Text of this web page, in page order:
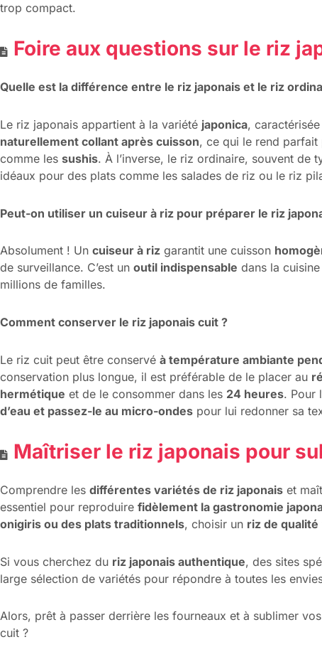
trop compact.
Foire aux questions sur le riz
Quelle est la différence entre le riz japonais et le riz
Le riz japonais appartient à la variété japonica,
naturellement collant après cuisson, ce qui le rend
comme les sushis. À l’inverse, le riz ordinaire, souvent de
idéaux pour des plats comme les salades de riz ou le riz
Peut-on utiliser un cuiseur à riz pour préparer le riz
Absolument ! Un cuiseur à riz garantit une cuisson
de surveillance. C’est un outil indispensable dans la
millions de familles.
Comment conserver le riz japonais cuit ?
Le riz cuit peut être conservé à température ambiante
conservation plus longue, il est préférable de le placer au
hermétique et de le consommer dans les 24 heures. Pour
d’eau et passez-le au micro-ondes pour lui redonner sa
Maîtriser le riz japonais pour
Comprendre les différentes variétés de riz japonais et
essentiel pour reproduire fidèlement la gastronomie
onigiris ou des plats traditionnels, choisir un riz de qualité
Si vous cherchez du riz japonais authentique, des sites
large sélection de variétés pour répondre à toutes les
Alors, prêt à passer derrière les fourneaux et à sublimer
cuit ?